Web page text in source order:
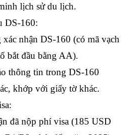
lịch sử du lịch.
DS-160:
xác nhận DS-160 (có mã vạch
bắt đầu bằng AA).
thông tin trong DS-160
khớp với giấy tờ khác.
đã nộp phí visa (185 USD